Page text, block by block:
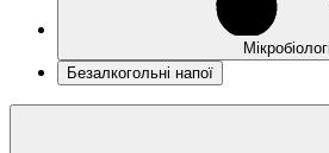
Безалкогольні напої